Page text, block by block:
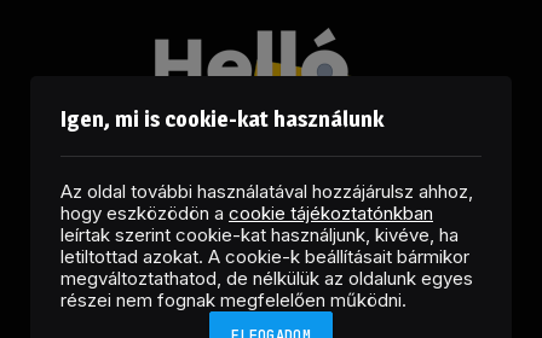
FacebookLinkedInX
(Twitter)
RSS
Igen, mi is cookie-kat használunk
Az oldal további használatával hozzájárulsz ahhoz,
hogy eszközödön a cookie tájékoztatónkban
leírtak szerint cookie-kat használjunk, kivéve, ha
letiltottad azokat. A cookie-k beállításait bármikor
megváltoztathatod, de nélkülük az oldalunk egyes
részei nem fognak megfelelően működni.